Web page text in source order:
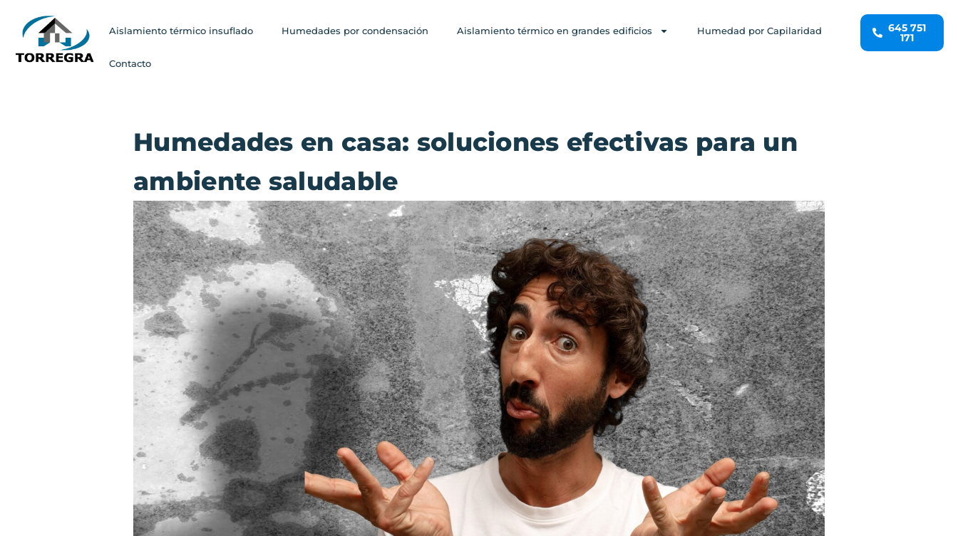
Aislamiento térmico insuflado Humedades por condensación Aislamiento térmico en grandes edificios Humedad por Capilaridad
Contacto
645 751
171
Humedades en casa: soluciones efectivas para un
ambiente saludable